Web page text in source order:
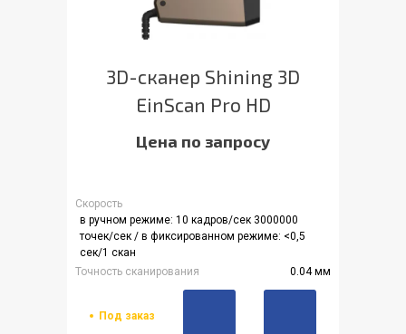
3D-сканер Shining 3D
EinScan Pro HD
Цена по запросу
Скорость
в ручном режиме: 10 кадров/сек 3000000
точек/сек / в фиксированном режиме: <0,5
сек/1 скан
Точность сканирования
0.04 мм
Под заказ